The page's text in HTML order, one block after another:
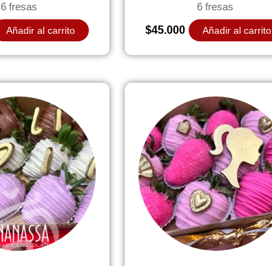
6 fresas
Añadir al carrito
6 fresas
$45.000 Añadir al carrito